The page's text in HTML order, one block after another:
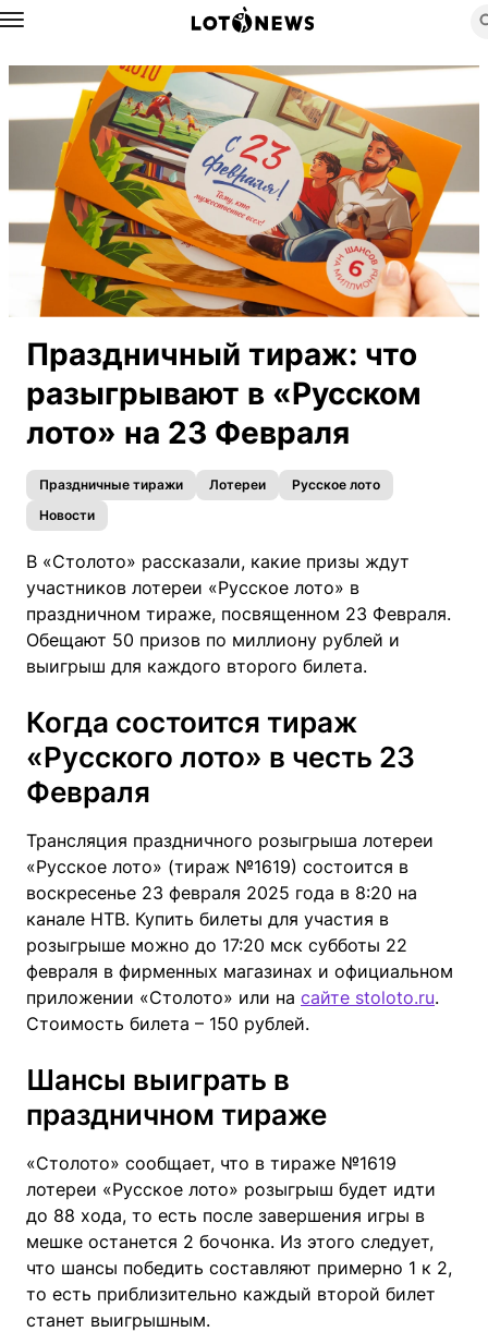
Назад
Праздничный тираж: что
разыгрывают в «Русском
лото» на 23 Февраля
Праздничные тиражи Лотереи
Русское лото
Новости
В «Столото» рассказали, какие призы ждут
участников лотереи «Русское лото» в
праздничном тираже, посвященном 23 Февраля.
Обещают 50 призов по миллиону рублей и
выигрыш для каждого второго билета.
Когда состоится тираж
«Русского лото» в честь 23
Февраля
Трансляция праздничного розыгрыша лотереи
«Русское лото» (тираж №1619) состоится в
воскресенье 23 февраля 2025 года в 8:20 на
канале НТВ. Купить билеты для участия в
розыгрыше можно до 17:20 мск субботы 22
февраля в фирменных магазинах и официальном
приложении «Столото» или на сайте stoloto.ru.
Стоимость билета – 150 рублей.
Шансы выиграть в
праздничном тираже
«Столото» сообщает, что в тираже №1619
лотереи «Русское лото» розыгрыш будет идти
до 88 хода, то есть после завершения игры в
мешке останется 2 бочонка. Из этого следует,
что шансы победить составляют примерно 1 к 2,
то есть приблизительно каждый второй билет
станет выигрышным.